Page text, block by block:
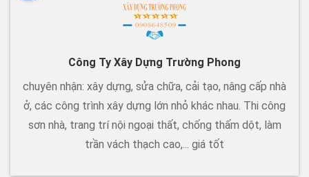
Công Ty Xây Dựng Trường Phong
chuyên nhận: xây dựng, sửa chữa, cải tạo, nâng cấp nhà
ở, các công trình xây dựng lớn nhỏ khác nhau. Thi công
sơn nhà, trang trí nội ngoại thất, chống thấm dột, làm
trần vách thạch cao,... giá tốt